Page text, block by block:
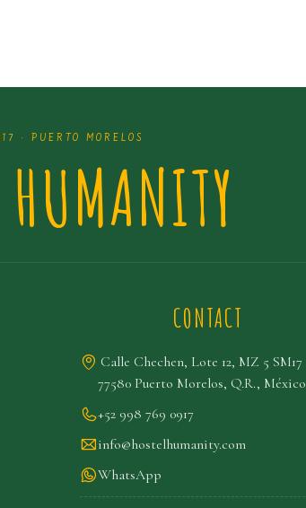
· PUERTO MORELOS
HUMANITY
CONTACT
Calle Chechen, Lote 12, MZ 5 SM17
77580 Puerto Morelos, Q.R., México
+52 998 769 0917
info@hostelhumanity.com
WhatsApp